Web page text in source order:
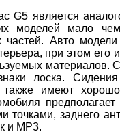
G5 является
моделей мало чем
Авто модели
при этом его
материалов.
лоска.
имеют хорошо
точками, заднего
и MP3.